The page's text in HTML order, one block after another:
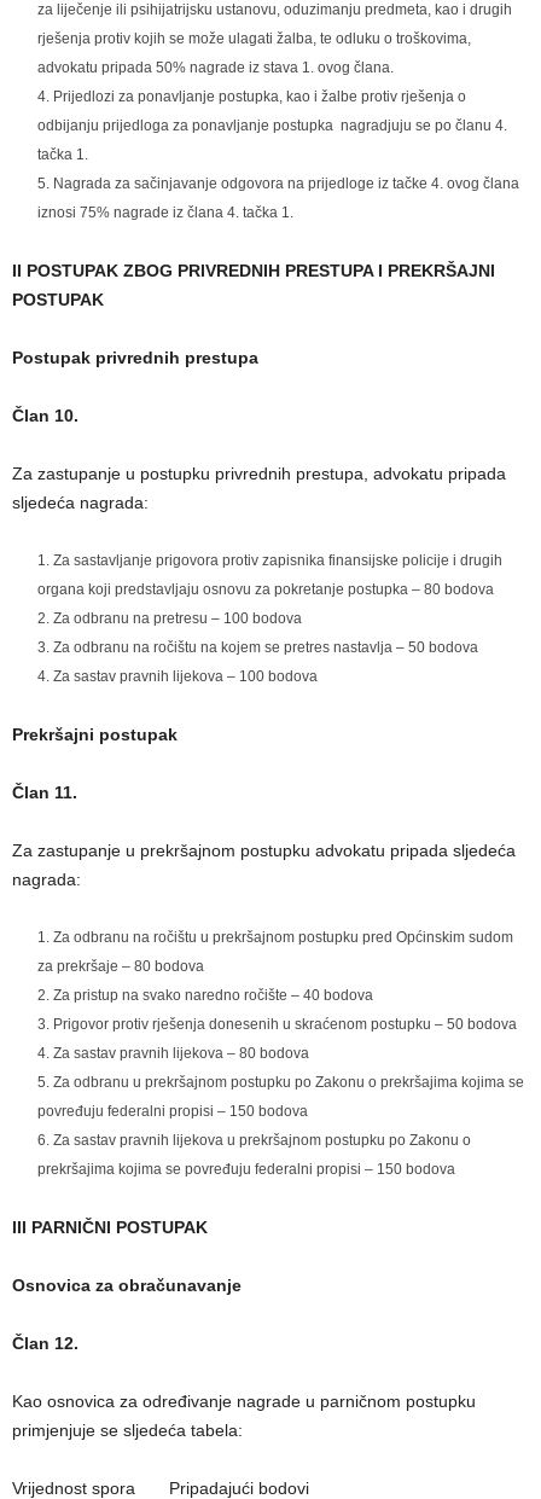
za liječenje ili psihijatrijsku ustanovu, oduzimanju predmeta, kao i drugih
rješenja protiv kojih se može ulagati žalba, te odluku o troškovima,
advokatu pripada 50% nagrade iz stava 1. ovog člana.
Prijedlozi za ponavljanje postupka, kao i žalbe protiv rješenja o
odbijanju prijedloga za ponavljanje postupka nagradjuju se po članu 4.
tačka 1.
Nagrada za sačinjavanje odgovora na prijedloge iz tačke 4. ovog člana
iznosi 75% nagrade iz člana 4. tačka 1.
II POSTUPAK ZBOG PRIVREDNIH PRESTUPA I PREKRŠAJNI
POSTUPAK
Postupak privrednih prestupa
Član 10.
Za zastupanje u postupku privrednih prestupa, advokatu pripada
sljedeća nagrada:
Za sastavljanje prigovora protiv zapisnika finansijske policije i drugih
organa koji predstavljaju osnovu za pokretanje postupka – 80 bodova
Za odbranu na pretresu – 100 bodova
Za odbranu na ročištu na kojem se pretres nastavlja – 50 bodova
Za sastav pravnih lijekova – 100 bodova
Prekršajni postupak
Član 11.
Za zastupanje u prekršajnom postupku advokatu pripada sljedeća
nagrada:
Za odbranu na ročištu u prekršajnom postupku pred Općinskim sudom
za prekršaje – 80 bodova
Za pristup na svako naredno ročište – 40 bodova
Prigovor protiv rješenja donesenih u skraćenom postupku – 50 bodova
Za sastav pravnih lijekova – 80 bodova
Za odbranu u prekršajnom postupku po Zakonu o prekršajima kojima se
povređuju federalni propisi – 150 bodova
Za sastav pravnih lijekova u prekršajnom postupku po Zakonu o
prekršajima kojima se povređuju federalni propisi – 150 bodova
III PARNIČNI POSTUPAK
Osnovica za obračunavanje
Član 12.
Kao osnovica za određivanje nagrade u parničnom postupku
primjenjuje se sljedeća tabela:
Vrijednost spora Pripadajući bodovi